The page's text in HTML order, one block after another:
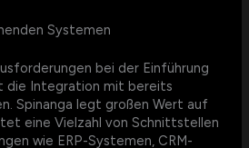
Systemen
bei der Einführung
Integration mit bereits
Spinanga legt großen Wert auf
eine Vielzahl von Schnittstellen
wie ERP-Systemen, CRM-